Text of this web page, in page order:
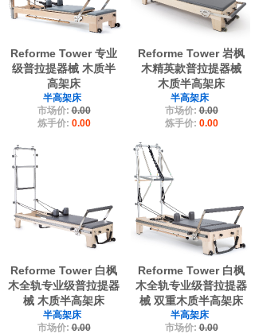
Reforme Tower 专业
级普拉提器械 木质半
高架床
半高架床
市场价:0.00
炼手价: 0.00
Reforme Tower 岩枫
木精英款普拉提器械
木质半高架床
半高架床
市场价:0.00
炼手价: 0.00
Reforme Tower 白枫
木全轨专业级普拉提器
械 木质半高架床
半高架床
市场价:0.00
Reforme Tower 白枫
木全轨专业级普拉提器
械 双重木质半高架床
半高架床
市场价:0.00